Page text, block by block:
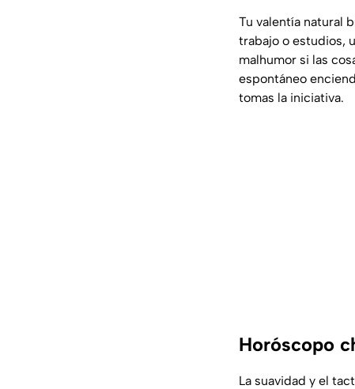
Tu valentía natural
trabajo o estudios,
malhumor si las
espontáneo
tomas la iniciativa.
Horóscopo
La suavidad y el